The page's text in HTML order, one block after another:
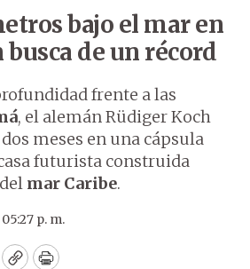
bajo el mar en
busca de un récord
frente a las
, el alemán Rüdiger Koch
meses en una cápsula
futurista construida
mar Caribe.
p. m.